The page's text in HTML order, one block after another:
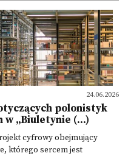
24.06.2026
polonistyk
w „Biuletynie (...)
cyfrowy obejmujący
którego sercem jest